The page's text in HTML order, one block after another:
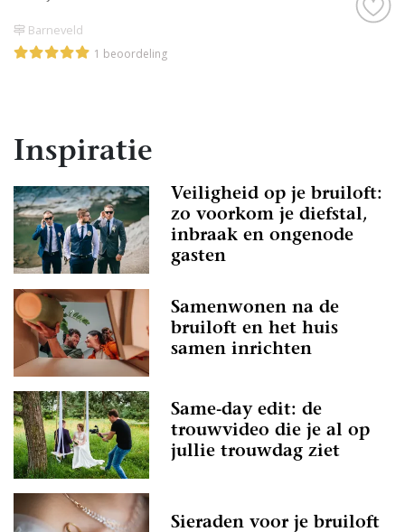
Barneveld
1 beoordeling
Inspiratie
Veiligheid op je bruiloft:
zo voorkom je diefstal,
inbraak en ongenode
gasten
Samenwonen na de
bruiloft en het huis
samen inrichten
Same-day edit: de
trouwvideo die je al op
jullie trouwdag ziet
Sieraden voor je bruiloft